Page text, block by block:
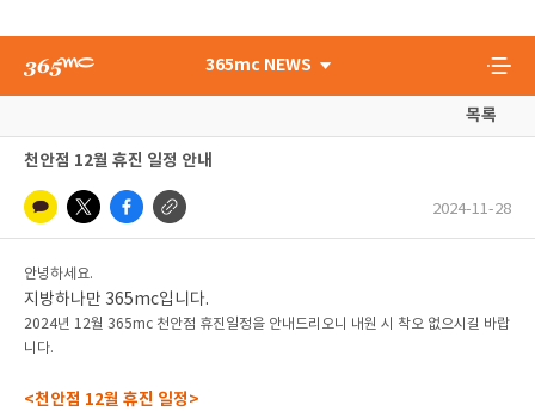
365mc NEWS
목록
천안점 12월 휴진 일정 안내
2024-11-28
안녕하세요.
지방하나만 365mc입니다.
2024년 12월 365mc 천안점 휴진일정을 안내드리오니 내원 시 착오 없으시길 바랍
니다.
<천안점 12월 휴진 일정>